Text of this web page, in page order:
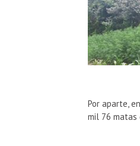
Por aparte,
mil 76